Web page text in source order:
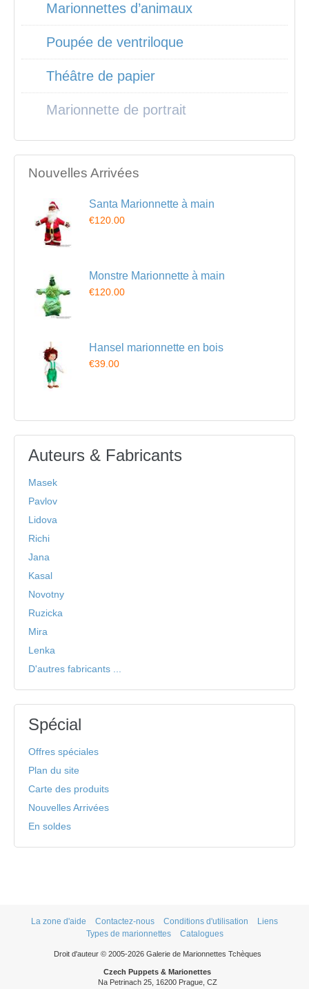
Marionnettes d’animaux
Poupée de ventriloque
Théâtre de papier
Marionnette de portrait
Nouvelles Arrivées
Santa Marionnette à main
€120.00
Monstre Marionnette à main
€120.00
Hansel marionnette en bois
€39.00
Auteurs & Fabricants
Masek
Pavlov
Lidova
Richi
Jana
Kasal
Novotny
Ruzicka
Mira
Lenka
D'autres fabricants ...
Spécial
Offres spéciales
Plan du site
Carte des produits
Nouvelles Arrivées
En soldes
La zone d'aide Contactez-nous Conditions d'utilisation
Liens
Types de marionnettes
Catalogues
Droit d'auteur © 2005-2026 Galerie de Marionnettes Tchèques
Czech Puppets & Marionettes
Na Petrinach 25, 16200 Prague, CZ